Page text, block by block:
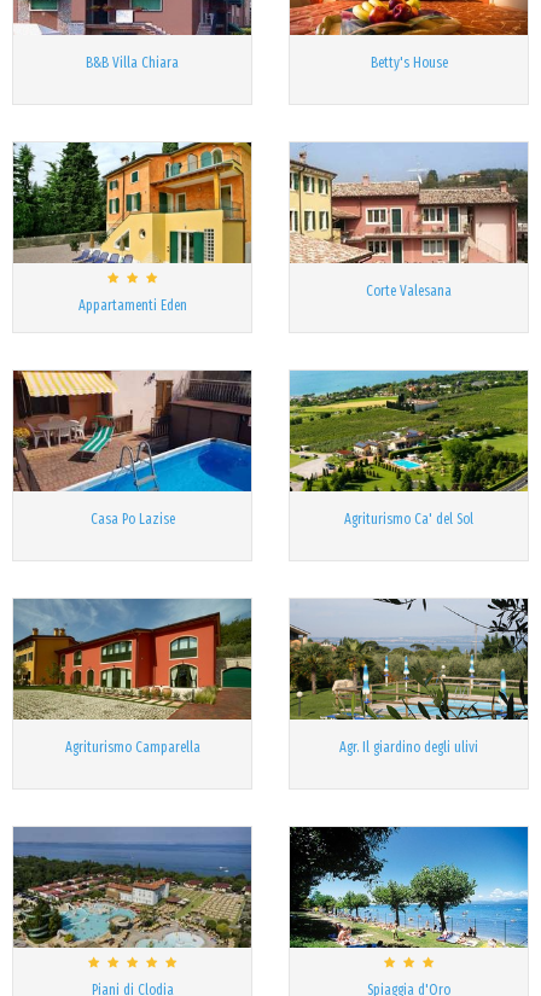
B&B Villa Chiara Betty's House
Appartamenti Eden
Corte Valesana
Casa Po Lazise Agriturismo Ca' del Sol
Agriturismo Camparella Agr. Il giardino degli ulivi
Piani di Clodia Spiaggia d'Oro